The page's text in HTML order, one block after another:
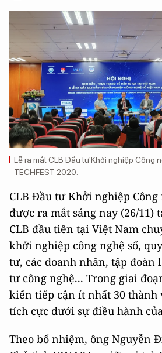
Lễ ra mắt CLB Đầu tư Khởi nghiệp Công
TECHFEST 2020.
CLB Đầu tư Khởi nghiệp Công
được ra mắt sáng nay (26/11)
CLB đầu tiên tại Việt Nam
khởi nghiệp công nghệ số,
tư, các doanh nhân, tập đoàn
tư công nghệ... Trong giai
kiến tiếp cận ít nhất 30 thành
tích cực dưới sự điều hành
Theo bổ nhiệm, ông Nguyễn